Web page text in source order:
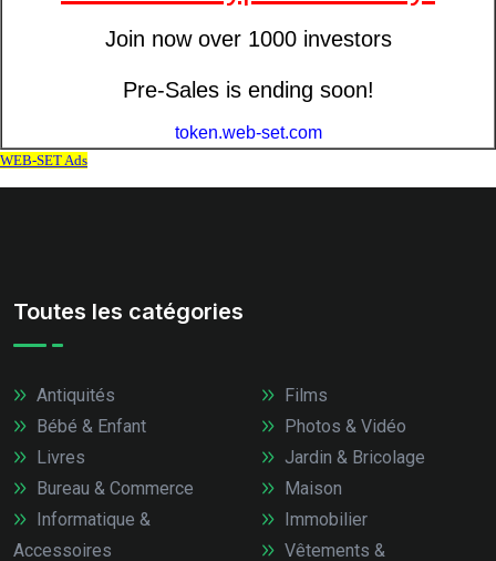
Toutes les catégories
Antiquités
Bébé & Enfant
Livres
Bureau & Commerce
Informatique &
Accessoires
Films
Photos & Vidéo
Jardin & Bricolage
Maison
Immobilier
Vêtements &